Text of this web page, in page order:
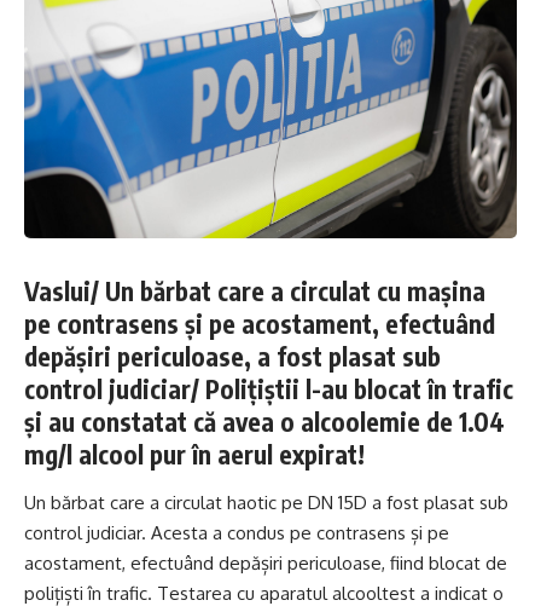
Vaslui/ Un bărbat care a circulat cu maşina
pe contrasens şi pe acostament, efectuând
depăşiri periculoase, a fost plasat sub
control judiciar/ Poliţiştii l-au blocat în trafic
şi au constatat că avea o alcoolemie de 1.04
mg/l alcool pur în aerul expirat!
Un bărbat care a circulat haotic pe DN 15D a fost plasat sub
control judiciar. Acesta a condus pe contrasens și pe
acostament, efectuând depășiri periculoase, fiind blocat de
polițiști în trafic. Testarea cu aparatul alcooltest a indicat o